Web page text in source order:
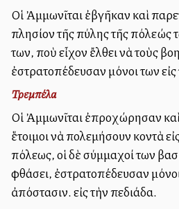
Οἱ Ἀμμωνῖται ἐβγῆκαν καὶ
πλησίον τῆς πύλης τῆς πόλεώς
των, ποὺ εἶχον ἔλθει νὰ τοὺς
ἐστρατοπέδευσαν μόνοι των
Τρεμπέλα
Οἱ Ἀμμωνῖται ἐπροχώρησαν
ἕτοιμοι νὰ πολεμήσουν κοντὰ
πόλεως, οἱ δὲ σύμμαχοί των
φθάσει, ἐστρατοπέδευσαν
ἀπόστασιν. εἰς τὴν πεδιάδα.